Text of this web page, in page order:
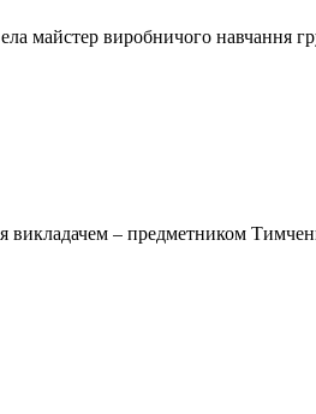
майстер виробничого
викладачем – предметником